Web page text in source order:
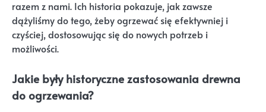
razem z nami. Ich historia pokazuje, jak zawsze
dążyliśmy do tego, żeby ogrzewać się efektywniej i
czyściej, dostosowując się do nowych potrzeb i
możliwości.
Jakie były historyczne zastosowania drewna
do ogrzewania?